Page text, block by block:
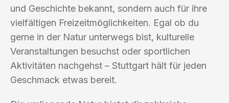
und Geschichte bekannt, sondern auch für ihre
vielfältigen Freizeitmöglichkeiten. Egal ob du
gerne in der Natur unterwegs bist, kulturelle
Veranstaltungen besuchst oder sportlichen
Aktivitäten nachgehst – Stuttgart hält für jeden
Geschmack etwas bereit.